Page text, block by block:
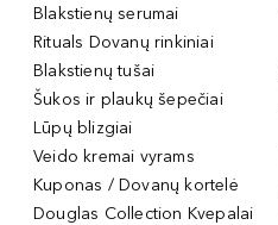
Blakstienų serumai
Rituals Dovanų rinkiniai
Blakstienų tušai
Šukos ir plaukų šepečiai
Lūpų blizgiai
Veido kremai vyrams
Kuponas / Dovanų kortelė
Douglas Collection Kvepalai